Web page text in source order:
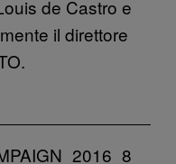
de Castro e
il direttore